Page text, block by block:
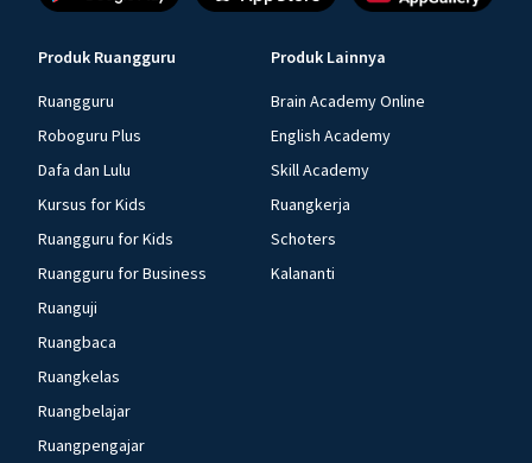
Produk Ruangguru
Ruangguru
Roboguru Plus
Dafa dan Lulu
Kursus for Kids
Ruangguru for Kids
Ruangguru for Business
Ruanguji
Ruangbaca
Ruangkelas
Ruangbelajar
Ruangpengajar
Produk Lainnya
Brain Academy Online
English Academy
Skill Academy
Ruangkerja
Schoters
Kalananti